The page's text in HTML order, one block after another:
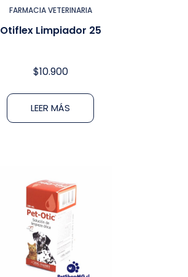
FARMACIA VETERINARIA
Otiflex Limpiador 25
$10.900
LEER MÁS